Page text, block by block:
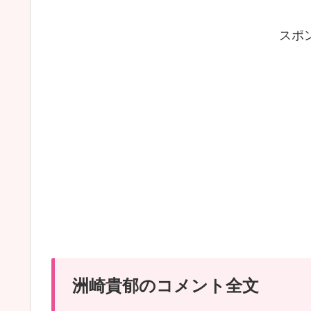
スポ
洲崎貴郁のコメント全文